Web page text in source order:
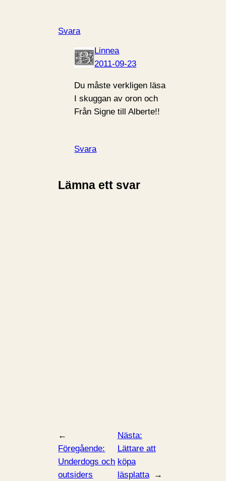
Svara
Linnea
2011-09-23
Du måste verkligen läsa
I skuggan av oron och
Från Signe till Alberte!!
Svara
Lämna ett svar
←
Föregående:
Underdogs och
outsiders
Nästa:
Lättare att
köpa
läsplatta
→